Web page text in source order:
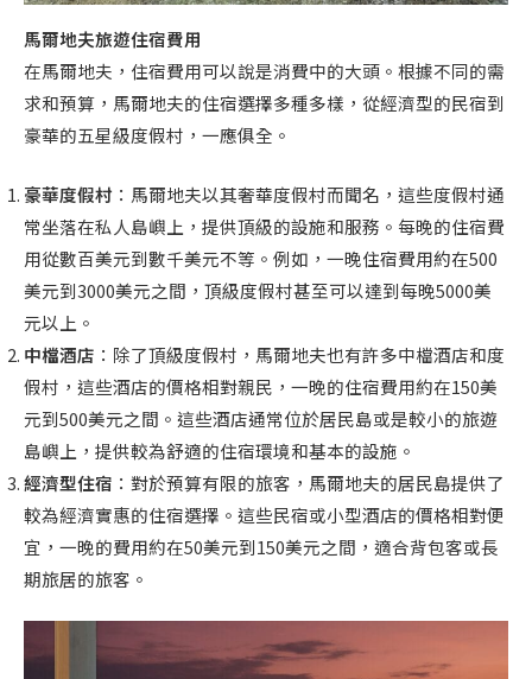
馬爾地夫旅遊住宿費用
在馬爾地夫，住宿費用可以說是消費中的大頭。根據不同的需
求和預算，馬爾地夫的住宿選擇多種多樣，從經濟型的民宿到
豪華的五星級度假村，一應俱全。
豪華度假村 ：馬爾地夫以其奢華度假村而聞名，這些度假村通
常坐落在私人島嶼上，提供頂級的設施和服務。每晚的住宿費
用從數百美元到數千美元不等。例如，一晚住宿費用約在500
美元到3000美元之間，頂級度假村甚至可以達到每晚5000美
元以上。
中檔酒店 ：除了頂級度假村，馬爾地夫也有許多中檔酒店和度
假村，這些酒店的價格相對親民，一晚的住宿費用約在150美
元到500美元之間。這些酒店通常位於居民島或是較小的旅遊
島嶼上，提供較為舒適的住宿環境和基本的設施。
經濟型住宿 ：對於預算有限的旅客，馬爾地夫的居民島提供了
較為經濟實惠的住宿選擇。這些民宿或小型酒店的價格相對便
宜，一晚的費用約在50美元到150美元之間，適合背包客或長
期旅居的旅客。